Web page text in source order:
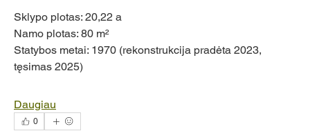
Sklypo plotas: 20,22 a
Namo plotas: 80 m²
Statybos metai: 1970 (rekonstrukcija pradėta 2023,
tęsimas 2025)
Daugiau
0